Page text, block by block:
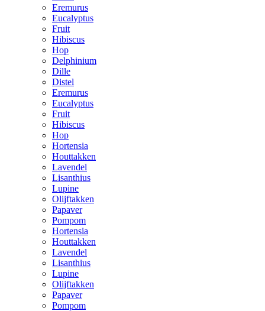
Eremurus
Eucalyptus
Fruit
Hibiscus
Hop
Delphinium
Dille
Distel
Eremurus
Eucalyptus
Fruit
Hibiscus
Hop
Hortensia
Houttakken
Lavendel
Lisanthius
Lupine
Olijftakken
Papaver
Pompom
Hortensia
Houttakken
Lavendel
Lisanthius
Lupine
Olijftakken
Papaver
Pompom